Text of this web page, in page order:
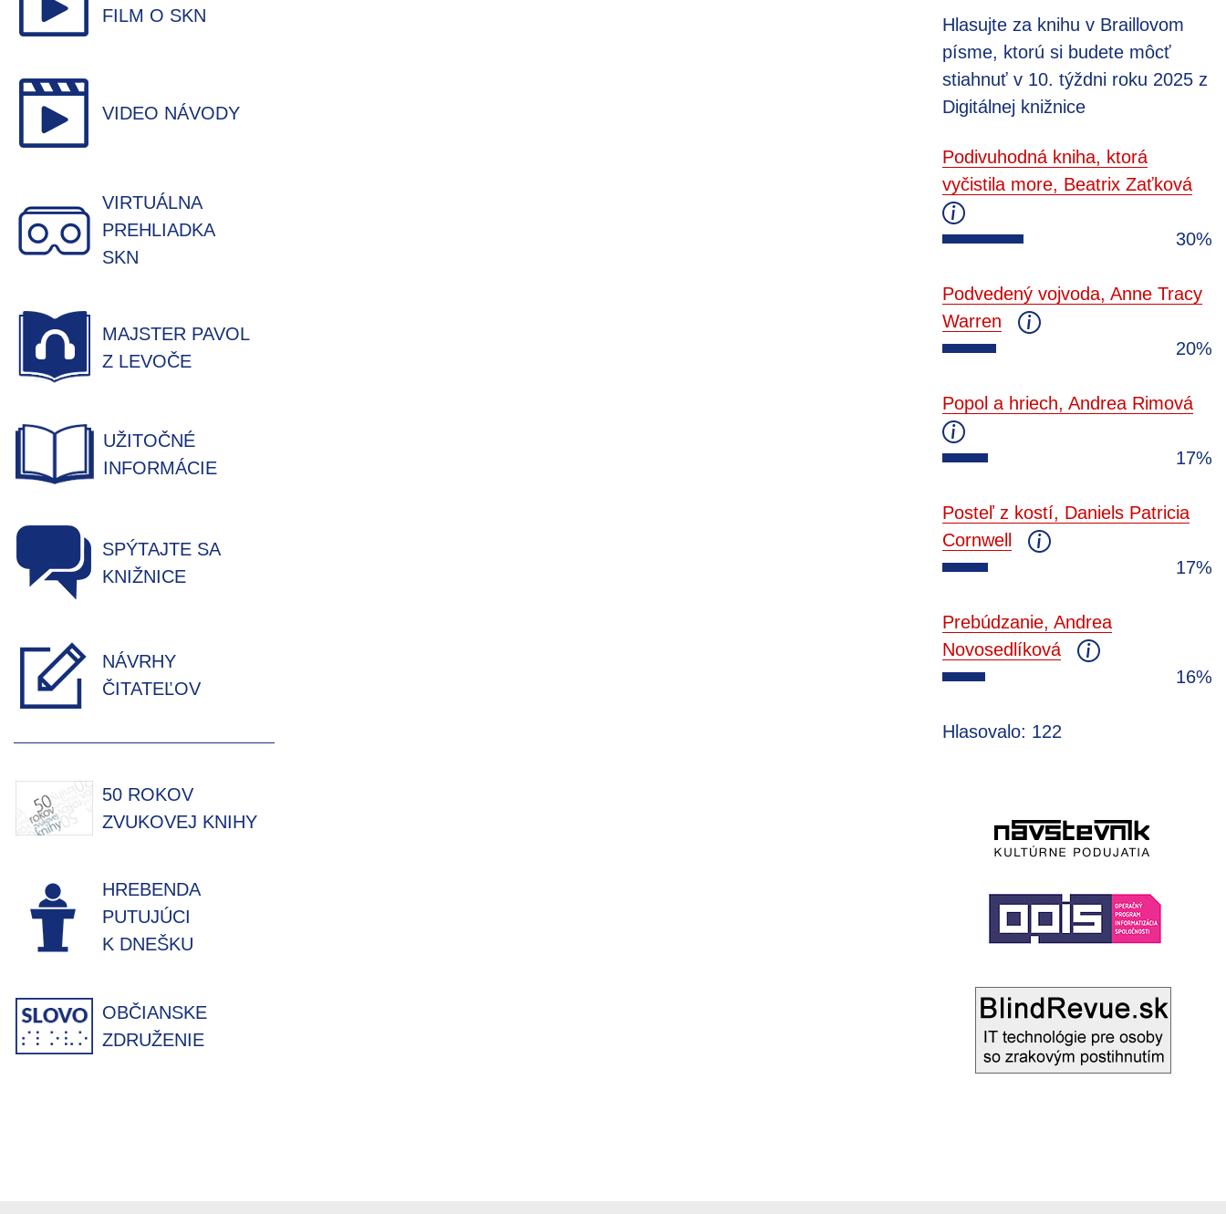
FILM O SKN
VIDEO NÁVODY
VIRTUÁLNA
PREHLIADKA
SKN
MAJSTER PAVOL
Z LEVOČE
UŽITOČNÉ
INFORMÁCIE
SPÝTAJTE SA
KNIŽNICE
NÁVRHY
ČITATEĽOV
50 ROKOV
ZVUKOVEJ KNIHY
HREBENDA
PUTUJÚCI
K DNEŠKU
OBČIANSKE
ZDRUŽENIE
Hlasujte za knihu v Braillovom
písme, ktorú si budete môcť
stiahnuť v 10. týždni roku 2025 z
Digitálnej knižnice
Podivuhodná kniha, ktorá
vyčistila more, Beatrix Zaťková
30%
Podvedený vojvoda, Anne Tracy
Warren
20%
Popol a hriech, Andrea Rimová
17%
Posteľ z kostí, Daniels Patricia
Cornwell
17%
Prebúdzanie, Andrea
Novosedlíková
16%
Hlasovalo: 122